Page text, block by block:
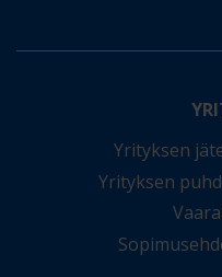
Yrityksen
Yrityksen